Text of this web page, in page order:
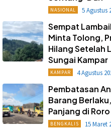
NASIONAL 5 Agustus
Sempat
Minta Tolong,
Hilang Setelah
Sungai Kampar
KAMPAR 4 Agustus
Pembatasan
Barang
Panjang di
BENGKALIS 15 Maret